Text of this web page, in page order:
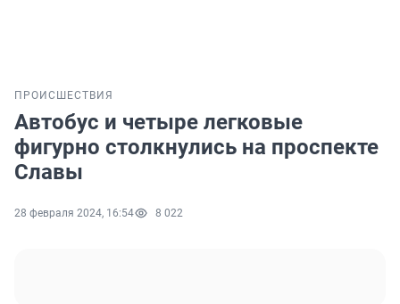
ПРОИСШЕСТВИЯ
Автобус и четыре легковые
фигурно столкнулись на проспекте
Славы
28 февраля 2024, 16:54 8 022